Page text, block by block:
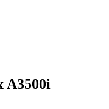
A3500i